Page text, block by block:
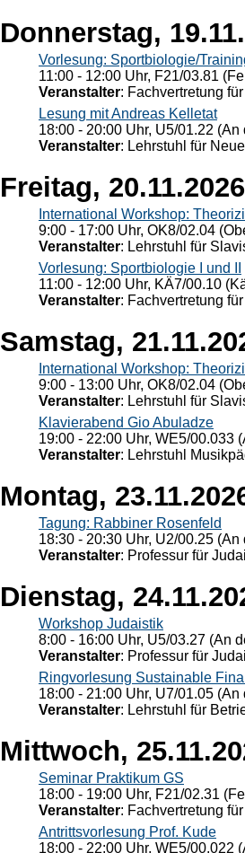
Donnerstag,
Vorlesung: Sportbiologie/
11:00 - 12:00 Uhr, F21/03.81
Veranstalter: Fachvertretung
Lesung mit Andreas Kelletat
18:00 - 20:00 Uhr, U5/01.22
Veranstalter: Lehrstuhl für
Freitag, 20.11.2026
International Workshop:
9:00 - 17:00 Uhr, OK8/02.04
Veranstalter: Lehrstuhl für
Vorlesung: Sportbiologie I und II
11:00 - 12:00 Uhr, KÄ7/00.10
Veranstalter: Fachvertretung
Samstag,
International Workshop:
9:00 - 13:00 Uhr, OK8/02.04
Veranstalter: Lehrstuhl für
Klavierabend Gio Abuladze
19:00 - 22:00 Uhr, WE5/00.033
Veranstalter: Lehrstuhl
Montag,
Tagung: Rabbiner Rosenfeld
18:30 - 20:30 Uhr, U2/00.25
Veranstalter: Professur für
Dienstag,
Workshop Judaistik
8:00 - 16:00 Uhr, U5/03.27 (An
Veranstalter: Professur für
Ringvorlesung Sustainable
18:00 - 21:00 Uhr, U7/01.05
Veranstalter: Lehrstuhl für
Mittwoch,
Seminar Praktikum GS
18:00 - 19:00 Uhr, F21/02.31
Veranstalter: Fachvertretung
Antrittsvorlesung Prof. Kude
18:00 - 22:00 Uhr, WE5/00.022